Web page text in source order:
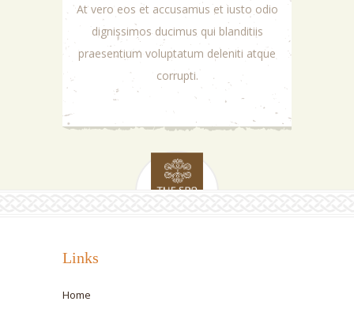
At vero eos et accusamus et iusto odio
dignissimos ducimus qui blanditiis
praesentium voluptatum deleniti atque
corrupti.
Links
Home